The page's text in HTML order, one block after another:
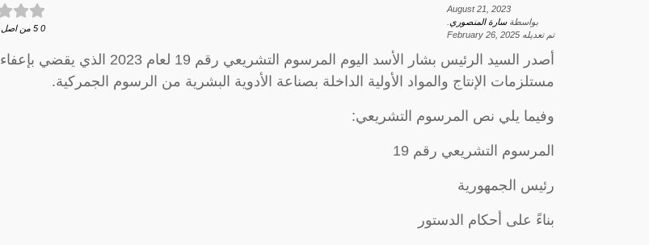
August 21, 2023
بواسطةسارة المنصوري
تم تعديله February 26, 2025
0
5 من اصل
أصدر السيد الرئيس بشار الأسد اليوم المرسوم التشريعي رقم 19 لعام 2023 الذي يقضي بإعفاء
مستلزمات الإنتاج والمواد الأولية الداخلة بصناعة الأدوية البشرية من الرسوم الجمركية.
وفيما يلي نص المرسوم التشريعي:
المرسوم التشريعي رقم 19
رئيس الجمهورية
بناءً على أحكام الدستور